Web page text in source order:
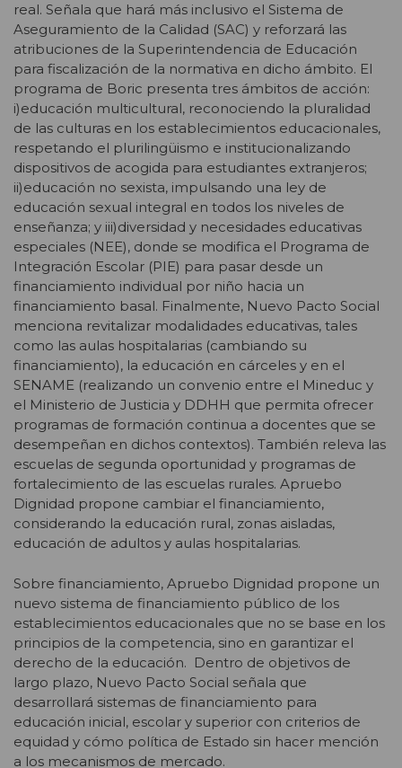
real. Señala que hará más inclusivo el Sistema de
Aseguramiento de la Calidad (SAC) y reforzará las
atribuciones de la Superintendencia de Educación
para fiscalización de la normativa en dicho ámbito. El
programa de Boric presenta tres ámbitos de acción:
i)educación multicultural, reconociendo la pluralidad
de las culturas en los establecimientos educacionales,
respetando el plurilingüismo e institucionalizando
dispositivos de acogida para estudiantes extranjeros;
ii)educación no sexista, impulsando una ley de
educación sexual integral en todos los niveles de
enseñanza; y iii)diversidad y necesidades educativas
especiales (NEE), donde se modifica el Programa de
Integración Escolar (PIE) para pasar desde un
financiamiento individual por niño hacia un
financiamiento basal. Finalmente, Nuevo Pacto Social
menciona revitalizar modalidades educativas, tales
como las aulas hospitalarias (cambiando su
financiamiento), la educación en cárceles y en el
SENAME (realizando un convenio entre el Mineduc y
el Ministerio de Justicia y DDHH que permita ofrecer
programas de formación continua a docentes que se
desempeñan en dichos contextos). También releva las
escuelas de segunda oportunidad y programas de
fortalecimiento de las escuelas rurales. Apruebo
Dignidad propone cambiar el financiamiento,
considerando la educación rural, zonas aisladas,
educación de adultos y aulas hospitalarias.
Sobre financiamiento, Apruebo Dignidad propone un
nuevo sistema de financiamiento público de los
establecimientos educacionales que no se base en los
principios de la competencia, sino en garantizar el
derecho de la educación. Dentro de objetivos de
largo plazo, Nuevo Pacto Social señala que
desarrollará sistemas de financiamiento para
educación inicial, escolar y superior con criterios de
equidad y cómo política de Estado sin hacer mención
a los mecanismos de mercado.